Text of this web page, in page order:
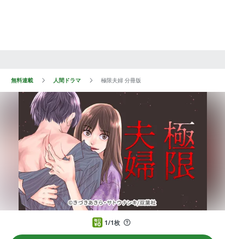
無料連載 人間ドラマ 極限夫婦 分冊版
1/1枚